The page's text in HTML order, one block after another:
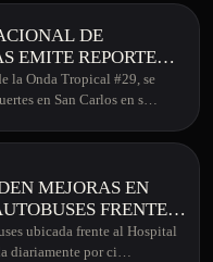
DE
EMITE REPORTE
EN LA
DE ONDA
la Onda Tropical #29, se
en San Carlos en s…
MEJORAS EN
FRENTE
CARLOS
ubicada frente al Hospital
diariamente por ci…